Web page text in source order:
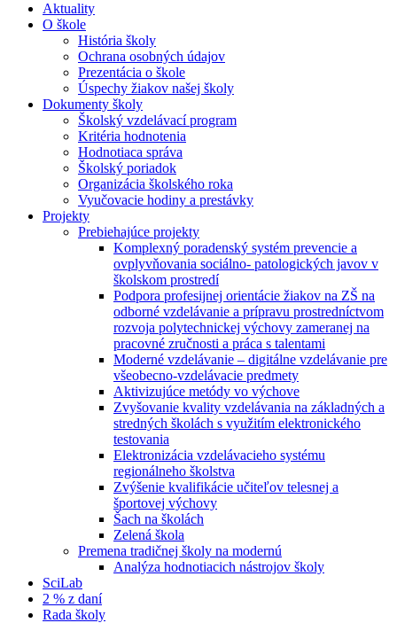
Aktuality
O škole
História školy
Ochrana osobných údajov
Prezentácia o škole
Úspechy žiakov našej školy
Dokumenty školy
Školský vzdelávací program
Kritéria hodnotenia
Hodnotiaca správa
Školský poriadok
Organizácia školského roka
Vyučovacie hodiny a prestávky
Projekty
Prebiehajúce projekty
Komplexný poradenský systém prevencie a
ovplyvňovania sociálno- patologických javov v
školskom prostredí
Podpora profesijnej orientácie žiakov na ZŠ na
odborné vzdelávanie a prípravu prostredníctvom
rozvoja polytechnickej výchovy zameranej na
pracovné zručnosti a práca s talentami
Moderné vzdelávanie – digitálne vzdelávanie pre
všeobecno-vzdelávacie predmety
Aktivizujúce metódy vo výchove
Zvyšovanie kvality vzdelávania na základných a
stredných školách s využitím elektronického
testovania
Elektronizácia vzdelávacieho systému
regionálneho školstva
Zvýšenie kvalifikácie učiteľov telesnej a
športovej výchovy
Šach na školách
Zelená škola
Premena tradičnej školy na modernú
Analýza hodnotiacich nástrojov školy
SciLab
2 % z daní
Rada školy